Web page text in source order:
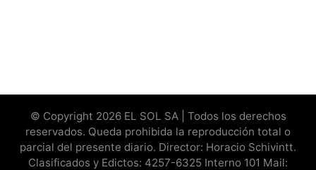
© Copyright 2026 EL SOL SA | Todos los derechos
reservados. Queda prohibida la reproducción total o
parcial del presente diario. Director: Horacio Schivintt.
Clasificados y Edictos: 4257-6325 Interno 101 Mail: